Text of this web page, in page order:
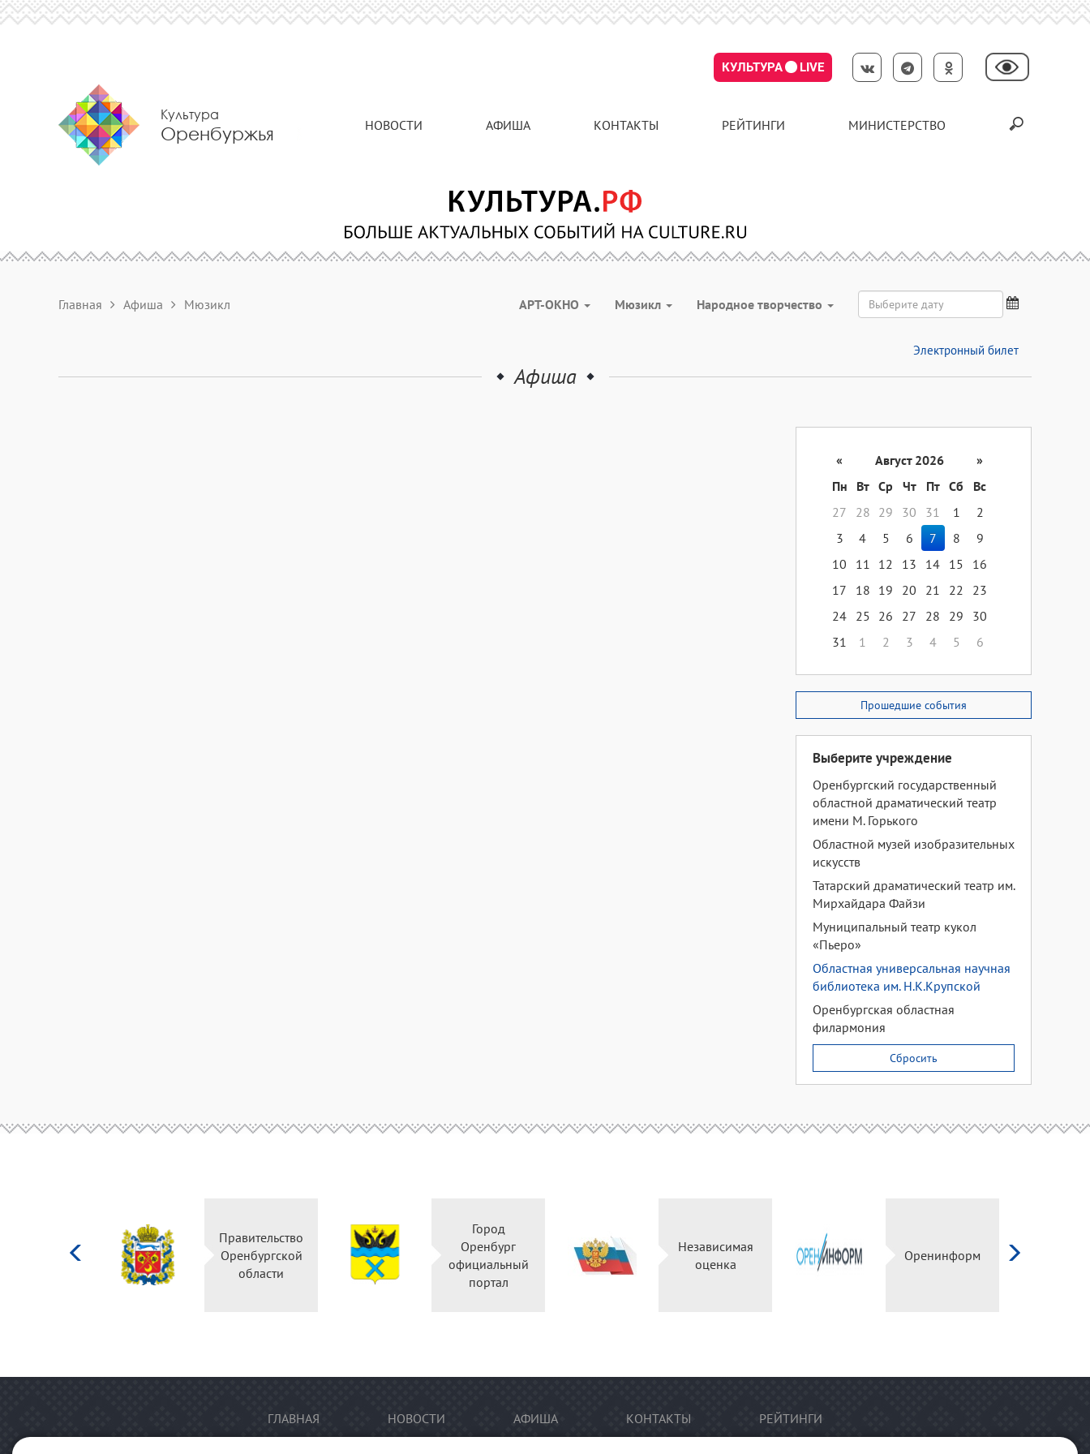
КУЛЬТУРА LIVE
Культура
Оренбуржья НОВОСТИ АФИША КОНТАКТЫ РЕЙТИНГИ МИНИСТЕРСТВО
Главная Афиша Мюзикл АРТ-ОКНО Мюзикл Народное творчество
Электронный билет
Афиша
« Август 2026
»
Пн
Вт Ср Чт Пт Сб
Вс
27
28 29 30 31 1
2
3
4 5 6 7 8
9
10
11 12 13 14 15
16
17
18 19 20 21 22
23
24 25 26 27 28 29
30
31
1 2 3 4 5 6
Прошедшие события
Выберите учреждение
Оренбургский государственный
областной драматический театр
имени М. Горького
Областной музей изобразительных
искусств
Татарский драматический театр им.
Мирхайдара Файзи
Муниципальный театр кукол
«Пьеро»
Областная универсальная научная
библиотека им. Н.К.Крупской
Оренбургская областная
филармония
Сбросить
Правительство
Оренбургской
области
Город
Оренбург
официальный
портал
Независимая
оценка
Оренинформ
ГЛАВНАЯ НОВОСТИ АФИША КОНТАКТЫ РЕЙТИНГИ